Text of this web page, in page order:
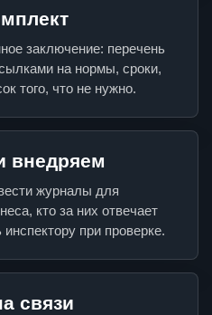
заключение: перечень
на нормы, сроки,
того, что не нужно.
внедряем
журналы для
кто за них отвечает
инспектору при проверке.
связи